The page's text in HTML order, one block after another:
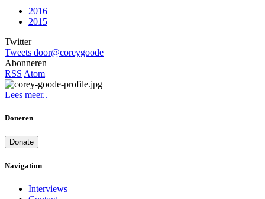
2016
2015
Twitter
Tweets door@coreygoode
Abonneren
RSS Atom
Lees meer..
Doneren
Donate
Navigation
Interviews